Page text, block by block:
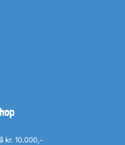
kr. 10.000,-